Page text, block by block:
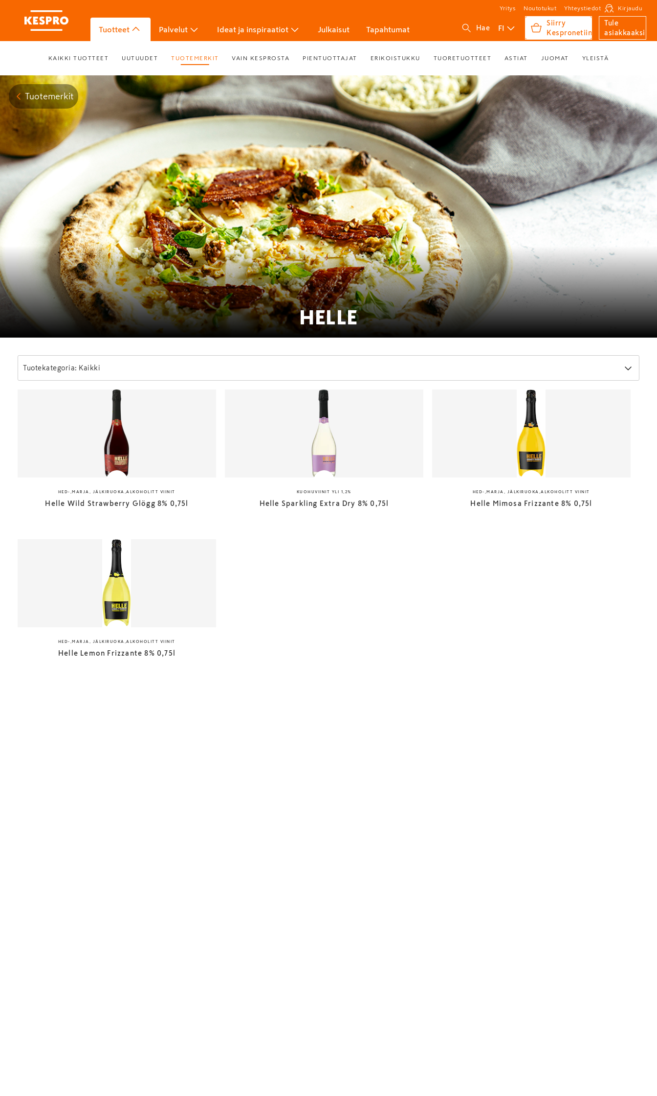
Yritys Noutotukut Yhteystiedot Kirjaudu
Tuotteet Palvelut Ideat ja inspiraatiot Julkaisut Tapahtumat Hae FI
Siirry
Kespronetiin
Tule
asiakkaaksi
KAIKKI TUOTTEET UUTUUDET TUOTEMERKIT VAIN KESPROSTA PIENTUOTTAJAT ERIKOISTUKKU TUORETUOTTEET ASTIAT JUOMAT YLEISTÄ
Tuotemerkit
HELLE
Tuotekategoria: Kaikki
HED-,MARJA, JÄLKIRUOKA,ALKOHOLITT VIINIT
Helle Wild Strawberry Glögg 8% 0,75l
KUOHUVIINIT YLI 1,2%
Helle Sparkling Extra Dry 8% 0,75l
HED-,MARJA, JÄLKIRUOKA,ALKOHOLITT VIINIT
Helle Mimosa Frizzante 8% 0,75l
HED-,MARJA, JÄLKIRUOKA,ALKOHOLITT VIINIT
Helle Lemon Frizzante 8% 0,75l